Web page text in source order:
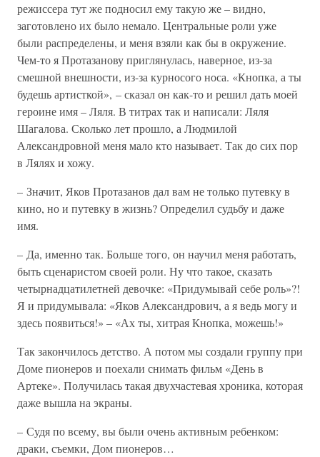
режиссера тут же подносил ему такую же – видно,
заготовлено их было немало. Центральные роли уже
были распределены, и меня взяли как бы в окружение.
Чем-то я Протазанову приглянулась, наверное, из-за
смешной внешности, из-за курносого носа. «Кнопка, а ты
будешь артисткой», – сказал он как-то и решил дать моей
героине имя – Ляля. В титрах так и написали: Ляля
Шагалова. Сколько лет прошло, а Людмилой
Александровной меня мало кто называет. Так до сих пор
в Лялях и хожу.
– Значит, Яков Протазанов дал вам не только путевку в
кино, но и путевку в жизнь? Определил судьбу и даже
имя.
– Да, именно так. Больше того, он научил меня работать,
быть сценаристом своей роли. Ну что такое, сказать
четырнадцатилетней девочке: «Придумывай себе роль»?!
Я и придумывала: «Яков Александрович, а я ведь могу и
здесь появиться!» – «Ах ты, хитрая Кнопка, можешь!»
Так закончилось детство. А потом мы создали группу при
Доме пионеров и поехали снимать фильм «День в
Артеке». Получилась такая двухчастевая хроника, которая
даже вышла на экраны.
– Судя по всему, вы были очень активным ребенком:
драки, съемки, Дом пионеров…